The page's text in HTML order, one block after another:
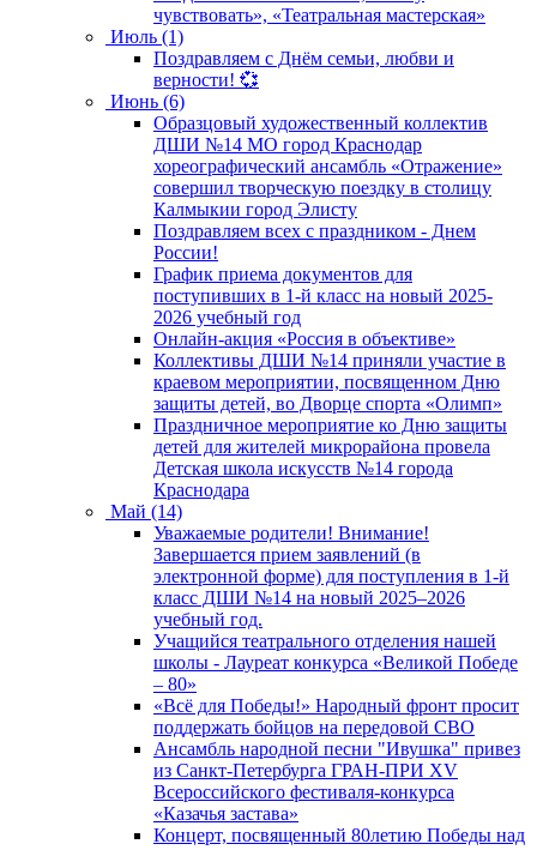
чувствовать», «Театральная мастерская»
Июль (1)
Поздравляем с Днём семьи, любви и
верности! 💞
Июнь (6)
Образцовый художественный коллектив
ДШИ №14 МО город Краснодар
хореографический ансамбль «Отражение»
совершил творческую поездку в столицу
Калмыкии город Элисту
Поздравляем всех с праздником - Днем
России!
График приема документов для
поступивших в 1-й класс на новый 2025-
2026 учебный год
Онлайн-акция «Россия в объективе»
Коллективы ДШИ №14 приняли участие в
краевом мероприятии, посвященном Дню
защиты детей, во Дворце спорта «Олимп»
Праздничное мероприятие ко Дню защиты
детей для жителей микрорайона провела
Детская школа искусств №14 города
Краснодара
Май (14)
Уважаемые родители! Внимание!
Завершается прием заявлений (в
электронной форме) для поступления в 1-й
класс ДШИ №14 на новый 2025–2026
учебный год.
Учащийся театрального отделения нашей
школы - Лауреат конкурса «Великой Победе
– 80»
«Всё для Победы!» Народный фронт просит
поддержать бойцов на передовой СВО
Ансамбль народной песни "Ивушка" привез
из Санкт-Петербурга ГРАН-ПРИ XV
Всероссийского фестиваля-конкурса
«Казачья застава»
Концерт, посвященный 80летию Победы над